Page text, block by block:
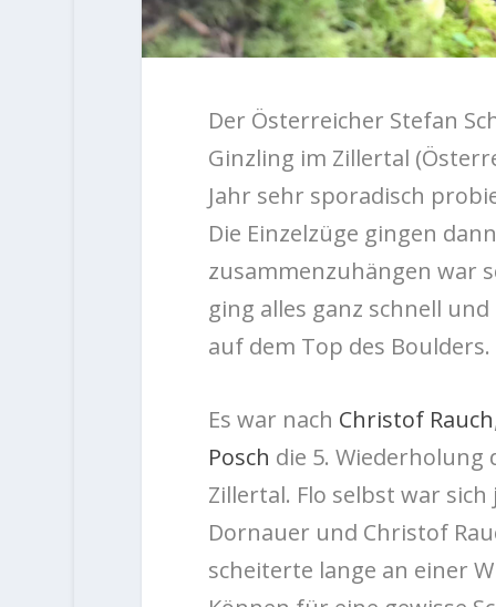
Der Österreicher Stefan
Ginzling im Zillertal
Jahr sehr sporadisch
Die Einzelzüge gingen
zusammenzuhängen war
ging alles ganz schnell
auf dem Top des Boulders.
Es war nach Christof Rauch
Posch die 5. Wiederholung
Zillertal. Flo selbst war
Dornauer und Christof
scheiterte lange an einer